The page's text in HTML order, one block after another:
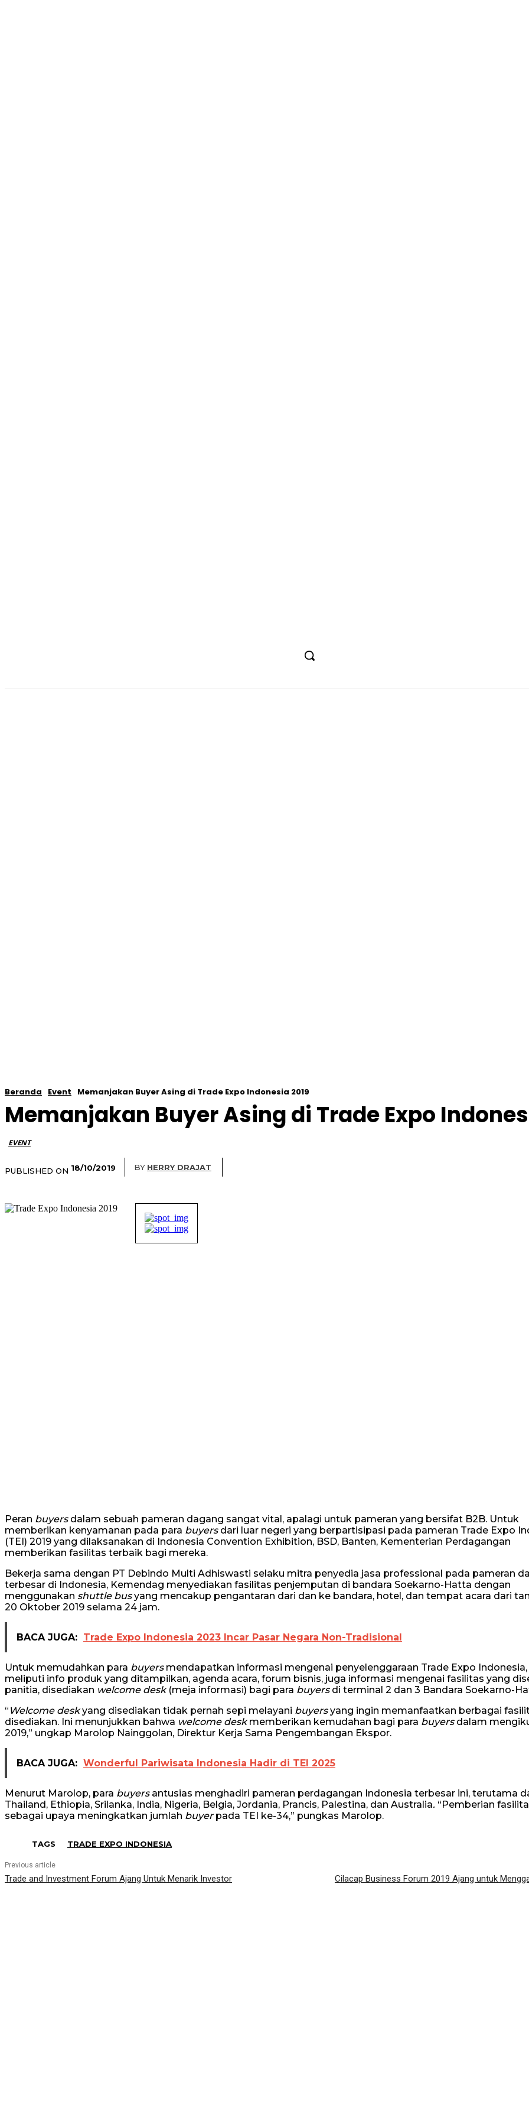
Beranda Event Memanjakan Buyer Asing di Trade Expo Indonesia 2019
Memanjakan Buyer Asing di Trade Expo
EVENT
PUBLISHED ON 18/10/2019 BY HERRY DRAJAT
Peran buyers dalam sebuah pameran dagang sangat vital, apalagi untuk pameran yang bersifat B2B. Untuk
memberikan kenyamanan pada para buyers dari luar negeri yang berpartisipasi pada pameran Trade Expo
(TEI) 2019 yang dilaksanakan di Indonesia Convention Exhibition, BSD, Banten, Kementerian Perdagangan
memberikan fasilitas terbaik bagi mereka.
Bekerja sama dengan PT Debindo Multi Adhiswasti selaku mitra penyedia jasa professional pada pameran
terbesar di Indonesia, Kemendag menyediakan fasilitas penjemputan di bandara Soekarno-Hatta dengan
menggunakan shuttle busyang mencakup pengantaran dari dan ke bandara, hotel, dan tempat acara dari
20 Oktober 2019 selama 24 jam.
BACA JUGA: Trade Expo Indonesia 2023 Incar Pasar Negara Non-Tradisional
Untuk memudahkan para buyersmendapatkan informasi mengenai penyelenggaraan Trade Expo Indonesia,
meliputi info produk yang ditampilkan, agenda acara, forum bisnis, juga informasi mengenai fasilitas yang
panitia, disediakan welcome desk(meja informasi) bagi para buyers di terminal 2 dan 3 Bandara Soekarno-
“ Welcome deskyang disediakan tidak pernah sepi melayani buyersyang ingin memanfaatkan berbagai
disediakan. Ini menunjukkan bahwa welcome deskmemberikan kemudahan bagi para buyers dalam
2019,” ungkap Marolop Nainggolan, Direktur Kerja Sama Pengembangan Ekspor.
BACA JUGA: Wonderful Pariwisata Indonesia Hadir di TEI 2025
Menurut Marolop, para buyers antusias menghadiri pameran perdagangan Indonesia terbesar ini, terutama
Thailand, Ethiopia, Srilanka, India, Nigeria, Belgia, Jordania, Prancis, Palestina, dan Australia. “Pemberian
sebagai upaya meningkatkan jumlah buyerpada TEI ke-34,” pungkas Marolop.
TAGS TRADE EXPO INDONESIA
Previous article
Trade and Investment Forum Ajang Untuk Menarik Investor Cilacap Business Forum 2019 Ajang untuk